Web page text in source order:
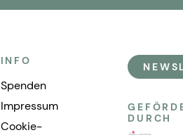
INFO
Spenden
Impressum
Cookie-
DURCH